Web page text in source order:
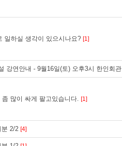
일하실 생각이 있으시나요? [1]
강연안내 - 9월16일(토) 오후3시 한인회관
많이 싸게 팔고있습니다. [1]
분 2/2 [4]